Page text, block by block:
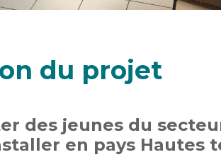
du projet
des jeunes du
en pays Hautes